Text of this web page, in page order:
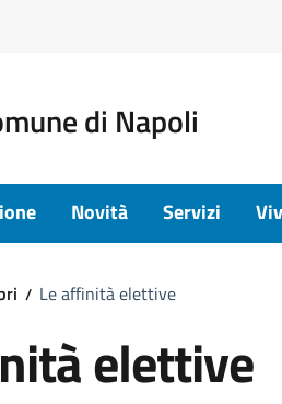
di Napoli
Novità Servizi
Le affinità elettive
elettive